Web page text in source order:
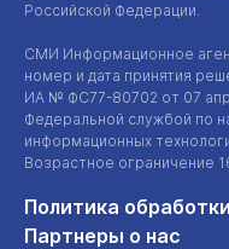
Российской Федерации.
СМИ Информационное
номер и дата принятия
ИА № ФС77-80702 от 07
Федеральной службой по
информационных
Возрастное ограничение
Политика
Партнеры о нас